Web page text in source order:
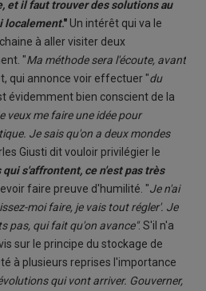
et il faut trouver des solutions au
localement." Un intérêt qui va le
à aller visiter deux
"Ma méthode sera l'écoute, avant
qui annonce voir effectuer "du
évidemment bien conscient de la
veux me faire une idée pour
Je sais qu'on a deux mondes
Giusti dit vouloir privilégier le
s'affrontent, ce n'est pas très
faire preuve d'humilité. "Je n'ai
moi faire, je vais tout régler'. Je
pas, qui fait qu'on avance". S'il n'a
sur le principe du stockage de
à plusieurs reprises l'importance
qui vont arriver. Gouverner,